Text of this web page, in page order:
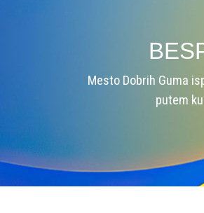
Mesto Dobrih Guma
putem